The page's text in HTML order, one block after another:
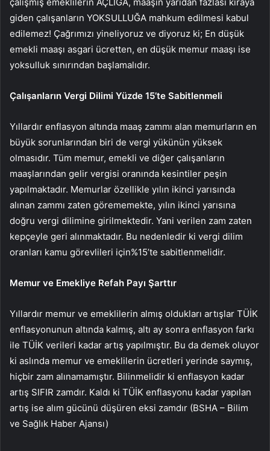
giden çalışanların YOKSULLUĞA mahkum edilmesi kabul
edilemez! Çağrımızı yineliyoruz ve diyoruz ki; En düşük
emekli maaşı asgari ücretten, en düşük memur maaşı ise
yoksulluk sınırından başlamalıdır.
Çalışanların Vergi Dilimi Yüzde 15’te Sabitlenmeli
Yıllardır enflasyon altında maaş zammı alan memurların en
büyük sorunlarından biri de vergi yükünün yüksek
olmasıdır. Tüm memur, emekli ve diğer çalışanların
maaşlarından gelir vergisi oranında kesintiler peşin
yapılmaktadır. Memurlar özellikle yılın ikinci yarısında
alınan zammı zaten görememekte, yılın ikinci yarısına
doğru vergi dilimine girilmektedir. Yani verilen zam zaten
kepçeyle geri alınmaktadır. Bu nedenledir ki vergi dilim
oranları kamu görevlileri için%15’te sabitlenmelidir.
Memur ve Emekliye Refah Payı Şarttır
Yıllardır memur ve emeklilerin almış oldukları artışlar TÜİK
enflasyonunun altında kalmış, altı ay sonra enflasyon farkı
ile TÜİK verileri kadar artış yapılmıştır. Bu da demek oluyor
ki aslında memur ve emeklilerin ücretleri yerinde saymış,
hiçbir zam alınamamıştır. Bilinmelidir ki enflasyon kadar
artış SIFIR zamdır. Kaldı ki TÜİK enflasyonu kadar yapılan
artış ise alım gücünü düşüren eksi zamdır (BSHA – Bilim
ve Sağlık Haber Ajansı)